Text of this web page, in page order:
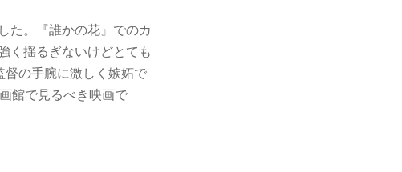
た。『誰かの花』でのカ
く揺るぎないけどとても
督の手腕に激しく嫉妬で
館で見るべき映画で